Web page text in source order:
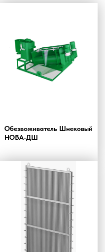
Обезвоживатель Шнековый
НОВА-ДШ